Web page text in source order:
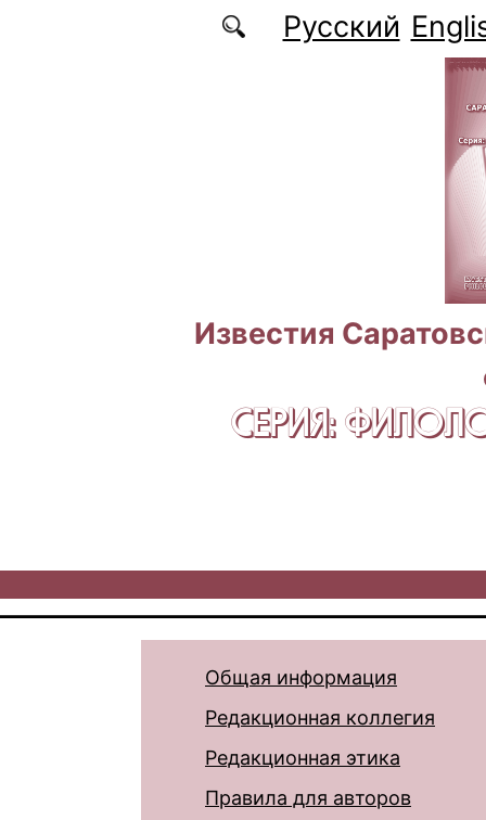
Перейти к основному содержаниюРусский
Известия
СЕРИЯ:
Общая информация
Редакционная коллегия
Редакционная этика
Правила для авторов